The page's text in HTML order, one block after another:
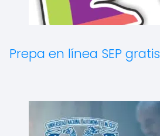
Prepa en línea SEP gratis